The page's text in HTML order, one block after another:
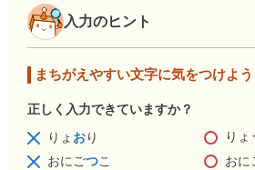
入力のヒント
まちがえやすい文字に気をつけよう
正しく入力できていますか？
りょ おり りょ
おにごつこ おに